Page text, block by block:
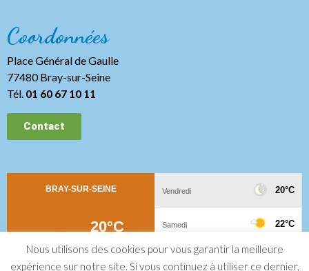
Coordonnées
Place Général de Gaulle
77480 Bray-sur-Seine
Tél. 01 60 67 10 11
Contact
Nous utilisons des cookies pour vous garantir la meilleure
expérience sur notre site. Si vous continuez à utiliser ce dernier,